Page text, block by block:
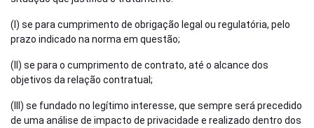
(I) se para cumprimento de obrigação legal ou regulatória, pelo
prazo indicado na norma em questão;
(II) se para o cumprimento de contrato, até o alcance dos
objetivos da relação contratual;
(III) se fundado no legítimo interesse, que sempre será precedido
de uma análise de impacto de privacidade e realizado dentro dos